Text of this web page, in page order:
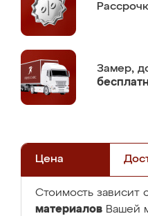
Замер,
Цена
Стоимость зависит
материалов Вашей